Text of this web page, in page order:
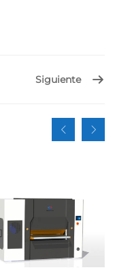
Siguiente